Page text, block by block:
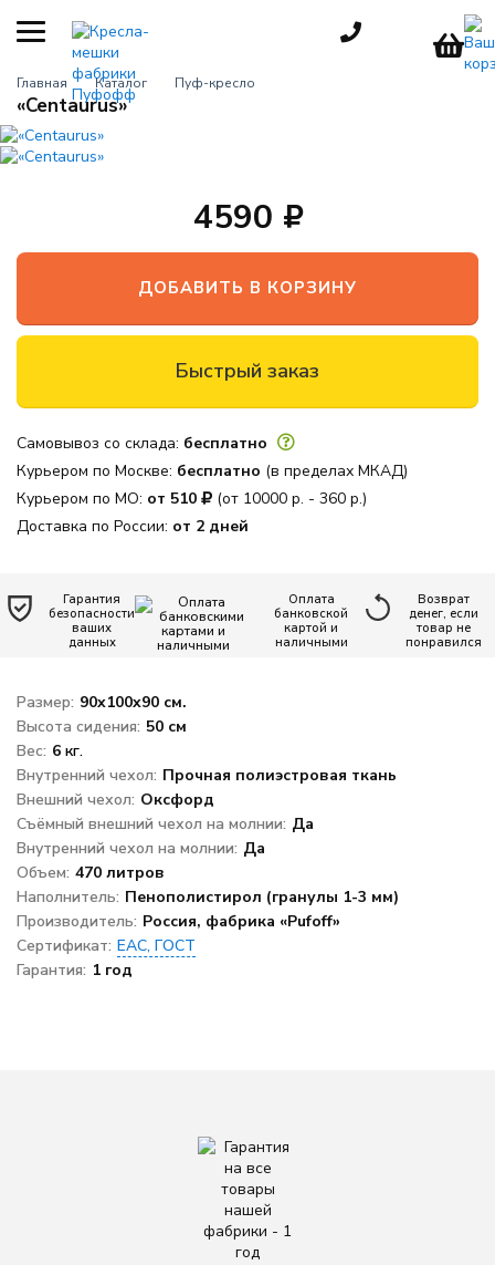
КАТЕГОРИИ
Кресла-мешки
груши
взрослых
кресла
кресла
Пуфики для
офиса
Дизайнерские
пуф-груши
Кресло-
подушка
Пуфики для
ног
Декоративные
подушки
подушки
Наполнитель
Главная Каталог Пуф-кресло
«Centaurus»
4590
ДОБАВИТЬ В КОРЗИНУ
Быстрый заказ
Самовывоз со склада: бесплатно
Курьером по Москве: бесплатно (в пределах МКАД)
Курьером по МО: от 510
(от 10000 р. - 360 р.)
Доставка по России: от 2 дней
Гарантия
безопасности
ваших
данных
Оплата
банковской
картой и
наличными
Возврат
денег, если
товар не
понравился
Размер: 90x100x90 см.
Высота сидения: 50 см
Вес: 6 кг.
Внутренний чехол: Прочная полиэстровая ткань
Внешний чехол: Оксфорд
Съёмный внешний чехол на молнии: Да
Внутренний чехол на молнии: Да
Объем: 470 литров
Наполнитель: Пенополистирол (гранулы 1-3 мм)
Производитель: Россия, фабрика «Pufoff»
Сертификат: ЕАС, ГОСТ
Гарантия: 1 год